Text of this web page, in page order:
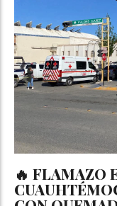
🔥 FLAMAZO